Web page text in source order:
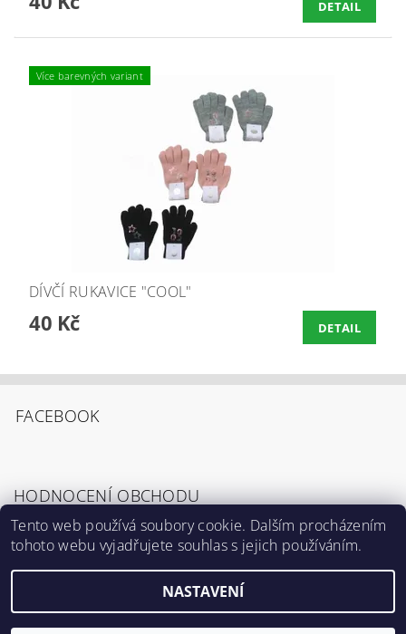
DETAIL
Více barevných variant
DÍVČÍ RUKAVICE "COOL"
40 Kč DETAIL
FACEBOOK
HODNOCENÍ OBCHODU
Zobrazit všechna hodnocení obchodu
2026 ©Výrostci.cz, všechna práva vyhrazena
Tento web používá soubory cookie. Dalším procházením
tohoto webu vyjadřujete souhlas s jejich používáním.
NASTAVENÍ